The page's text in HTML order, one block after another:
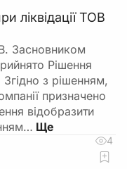
ліквідації ТОВ
Засновником
Рішення
з рішенням,
призначено
відобразити
4